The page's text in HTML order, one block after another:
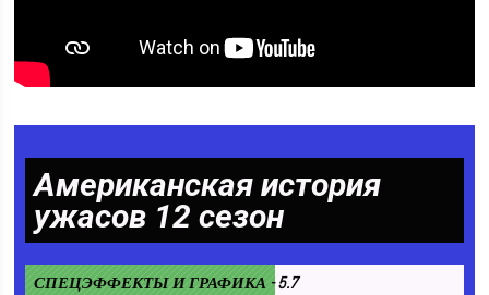
Американская история
ужасов 12 сезон
СПЕЦЭФФЕКТЫ И ГРАФИКА - 5.7